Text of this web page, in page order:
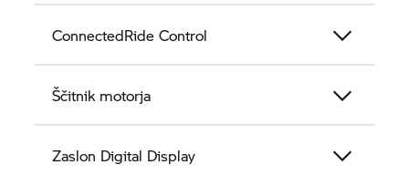
ConnectedRide Control
Ščitnik motorja
Zaslon Digital Display